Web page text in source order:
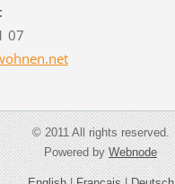
07
en.net
© 2011 All rights reserved.
Powered byWebnode